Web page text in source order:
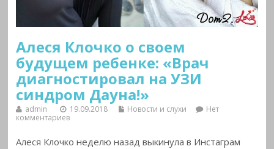
Алеся Клочко о своем
будущем ребенке: «Врач
диагностировал на УЗИ
синдром Дауна!»
admin 19.09.2018 Новости и слухи
Нет
комментариев
Алеся Клочко неделю назад выкинула в Инстаграм